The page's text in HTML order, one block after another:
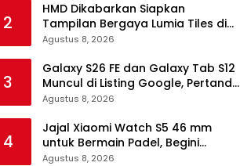
2
HMD Dikabarkan Siapkan
Tampilan Bergaya Lumia Tiles di
Ponsel Android
Agustus 8, 2026
3
Galaxy S26 FE dan Galaxy Tab S12
Muncul di Listing Google, Pertanda
Segera Rilis?
Agustus 8, 2026
4
Jajal Xiaomi Watch S5 46 mm
untuk Bermain Padel, Begini
Kemampuannya
Agustus 8, 2026